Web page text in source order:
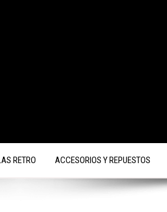
RETRO ACCESORIOS Y REPUESTOS